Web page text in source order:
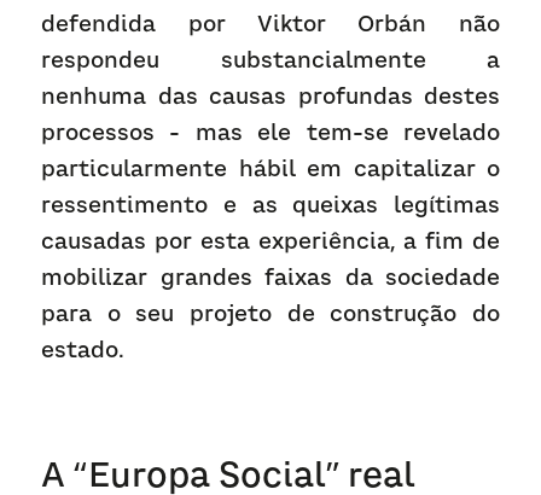
defendida por Viktor Orbán não
respondeu substancialmente a
nenhuma das causas profundas destes
processos - mas ele tem-se revelado
particularmente hábil em capitalizar o
ressentimento e as queixas legítimas
causadas por esta experiência, a fim de
mobilizar grandes faixas da sociedade
para o seu projeto de construção do
estado.
A “Europa Social” real